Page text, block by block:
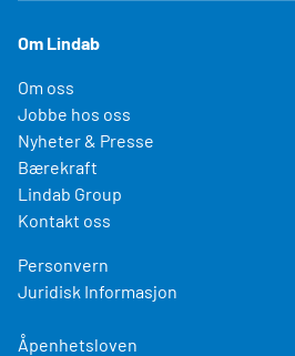
Om Lindab
Om oss
Jobbe hos oss
Nyheter & Presse
Bærekraft
Lindab Group
Kontakt oss
Personvern
Juridisk Informasjon
Åpenhetsloven